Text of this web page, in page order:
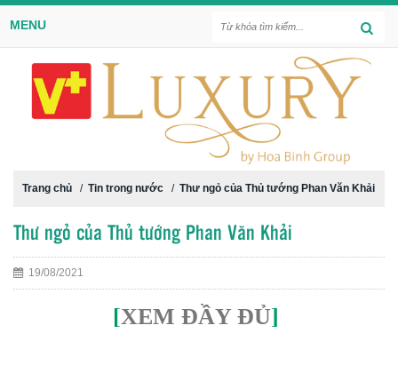
MENU
Trang chủ / Tin trong nước / Thư ngỏ của Thủ tướng Phan Văn Khải
Thư ngỏ của Thủ tướng Phan Văn Khải
19/08/2021
[XEM ĐẦY ĐỦ]